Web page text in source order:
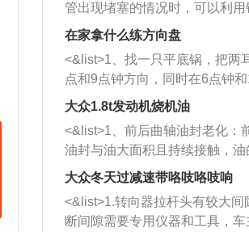
管出现堵塞的情况时，可以利用
者是细棍，直接将杂物给取出来
堵塞情况比较严重，也可以采取
施。 <&list>2、直接利用木棍将
杂物推到排气管里面的位置处，
三元催化器拆解开，就可以将堵
西取出来。但如果是因为积碳
的堵塞，就需要将三元催化器泡
洗剂对堵塞的情况得到解决，将
放在燃油箱中，与燃油混合后，
动时，就可以和汽油一起进入到
在家拿什么练方向盘
<&list>1、找一只平底锅，把两
点和9点钟方向，同时在6点钟
方向做一个标记。 <&list>2、双
一圈半的练习，往右同样也要
圈数。 <&list>3、最后强调要反
习，这样就可以形成肌肉记忆，
驾驶车辆时，不需要记忆也能
向。
大众1.8t发动机烧机油
<&list>1、前后曲轴油封老化：
油封与油大面积且持续接触，油
和发动机内持续温度变化使其密
逐渐减弱，导致渗油或漏油。
活塞间隙过大：积碳会使活塞环
的间隙扩大，导致机油流入燃烧
大众冬天过减速带咯吱咯吱响
<&list>1.转向器拉杆头有较大间
断间隙需要专用仪器和工具，车